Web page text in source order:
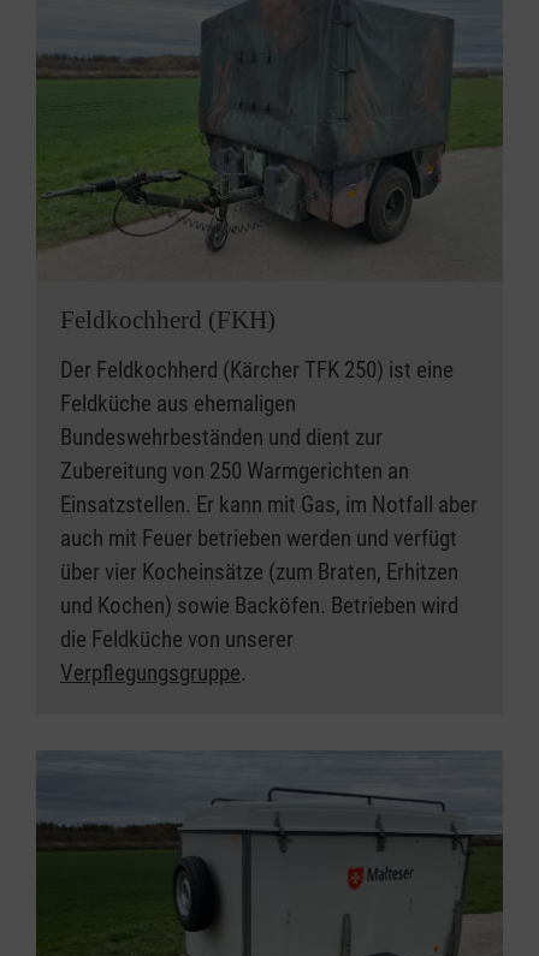
Feldkochherd (FKH)
Der Feldkochherd (Kärcher TFK 250) ist eine
Feldküche aus ehemaligen
Bundeswehrbeständen und dient zur
Zubereitung von 250 Warmgerichten an
Einsatzstellen. Er kann mit Gas, im Notfall aber
auch mit Feuer betrieben werden und verfügt
über vier Kocheinsätze (zum Braten, Erhitzen
und Kochen) sowie Backöfen. Betrieben wird
die Feldküche von unserer
Verpflegungsgruppe.